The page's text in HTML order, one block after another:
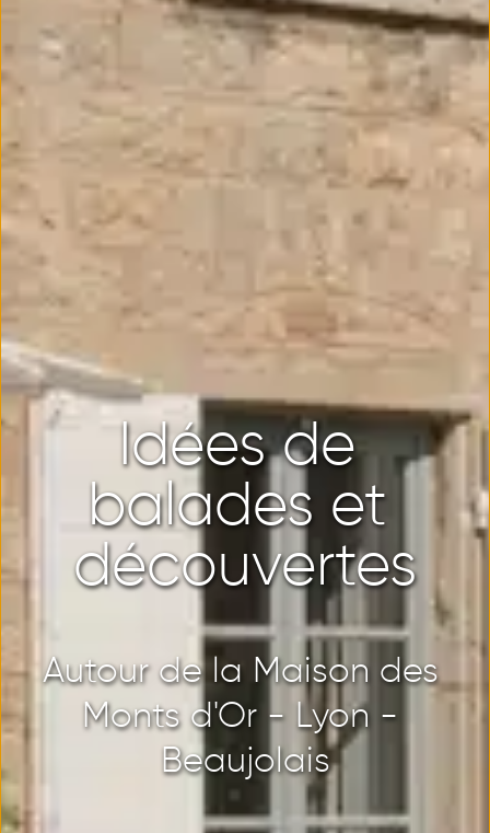
Idées de
balades et
découvertes
Autour de la Maison des
Monts d'Or - Lyon -
Beaujolais